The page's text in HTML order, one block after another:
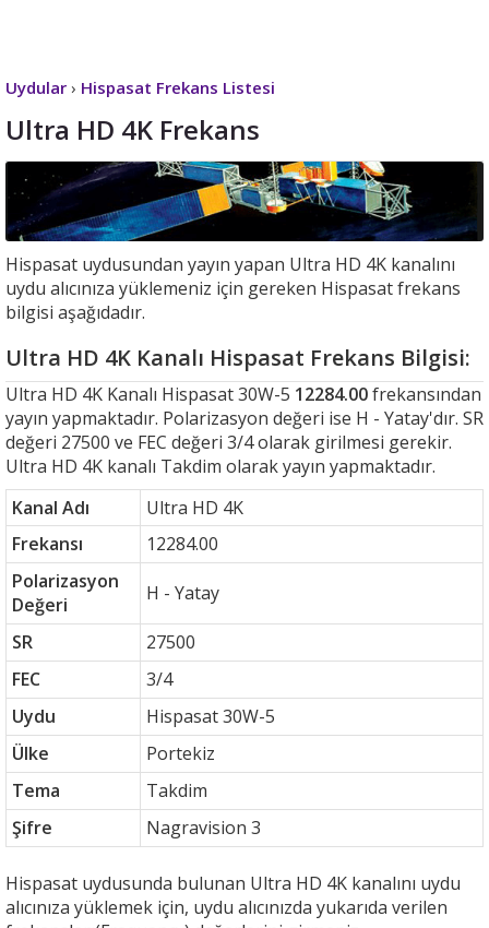
Uydular › Hispasat Frekans Listesi
Ultra HD 4K Frekans
Hispasat uydusundan yayın yapan Ultra HD 4K kanalını
uydu alıcınıza yüklemeniz için gereken Hispasat frekans
bilgisi aşağıdadır.
Ultra HD 4K Kanalı Hispasat Frekans Bilgisi:
Ultra HD 4K Kanalı Hispasat 30W-5 12284.00frekansından
yayın yapmaktadır. Polarizasyon değeri ise H - Yatay'dır. SR
değeri 27500 ve FEC değeri 3/4 olarak girilmesi gerekir.
Ultra HD 4K kanalı Takdim olarak yayın yapmaktadır.
Kanal Adı
Ultra HD 4K
Frekansı
12284.00
Polarizasyon
Değeri
H - Yatay
SR
27500
FEC
3/4
Uydu
Hispasat 30W-5
Ülke
Portekiz
Tema
Takdim
Şifre
Nagravision 3
Hispasat uydusunda bulunan Ultra HD 4K kanalını uydu
alıcınıza yüklemek için, uydu alıcınızda yukarıda verilen